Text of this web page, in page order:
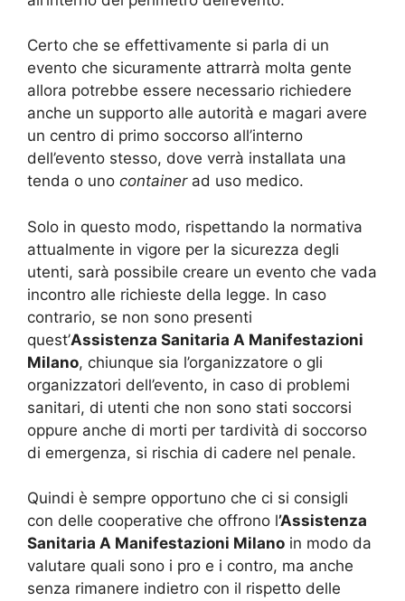
Certo che se effettivamente si parla di un
evento che sicuramente attrarrà molta gente
allora potrebbe essere necessario richiedere
anche un supporto alle autorità e magari avere
un centro di primo soccorso all’interno
dell’evento stesso, dove verrà installata una
tenda o uno containerad uso medico.
Solo in questo modo, rispettando la normativa
attualmente in vigore per la sicurezza degli
utenti, sarà possibile creare un evento che vada
incontro alle richieste della legge. In caso
contrario, se non sono presenti
quest’Assistenza Sanitaria A Manifestazioni
Milano, chiunque sia l’organizzatore o gli
organizzatori dell’evento, in caso di problemi
sanitari, di utenti che non sono stati soccorsi
oppure anche di morti per tardività di soccorso
di emergenza, si rischia di cadere nel penale.
Quindi è sempre opportuno che ci si consigli
con delle cooperative che offrono l’Assistenza
Sanitaria A Manifestazioni Milano in modo da
valutare quali sono i pro e i contro, ma anche
senza rimanere indietro con il rispetto delle